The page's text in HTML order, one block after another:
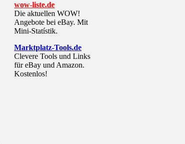
wow-liste.de
Die aktuellen WOW!
Angebote bei eBay. Mit
Mini-Statístik.
Marktplatz-Tools.de
Clevere Tools und Links
für eBay und Amazon.
Kostenlos!